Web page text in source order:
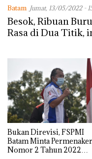
Batam Jumat, 13/05/2022 -
Besok, Ribuan
Rasa di Dua Titik,
Bukan Direvisi, FSPMI
Batam Minta Permenaker
Nomor 2 Tahun 2022